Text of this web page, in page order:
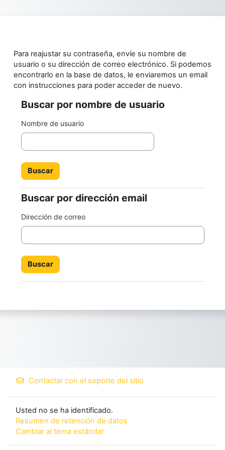
Para reajustar su contraseña, envíe su nombre de
usuario o su dirección de correo electrónico. Si podemos
encontrarlo en la base de datos, le enviaremos un email
con instrucciones para poder acceder de nuevo.
Buscar por nombre de usuario
Buscar por nombre de usuario
Nombre de usuario
Buscar por dirección email
Buscar por dirección email
Dirección de correo
Contactar con el soporte del sitio
Usted no se ha identificado.
Resumen de retención de datos
Cambiar al tema estándar